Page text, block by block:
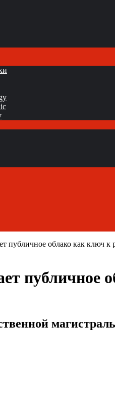
публичное облако как ключ к
публичное